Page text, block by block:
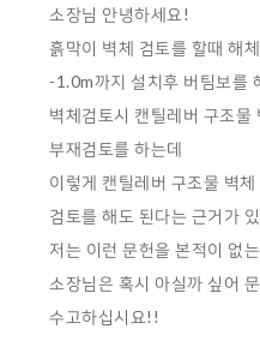
소장님 안녕하세요!
흙막이 벽체 검토를 할때 해
-1.0m까지 설치후 버팀보를
벽체검토시 캔틸레버 구조물
부재검토를 하는데
이렇게 캔틸레버 구조물 벽
검토를 해도 된다는 근거가
저는 이런 문헌을 본적이 없
소장님은 혹시 아실까 싶어
수고하십시요!!